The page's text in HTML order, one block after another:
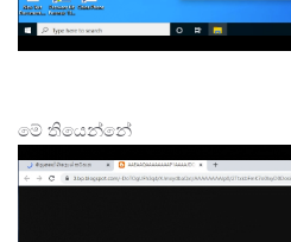
මේ තියෙන්නේ